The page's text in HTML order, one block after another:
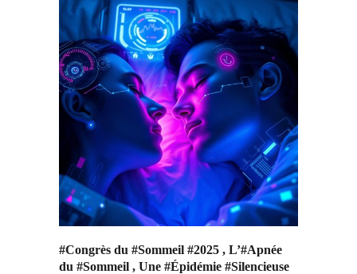
#Congrès du #Sommeil #2025 , L’#Apnée
du #Sommeil , Une #Épidémie #Silencieuse